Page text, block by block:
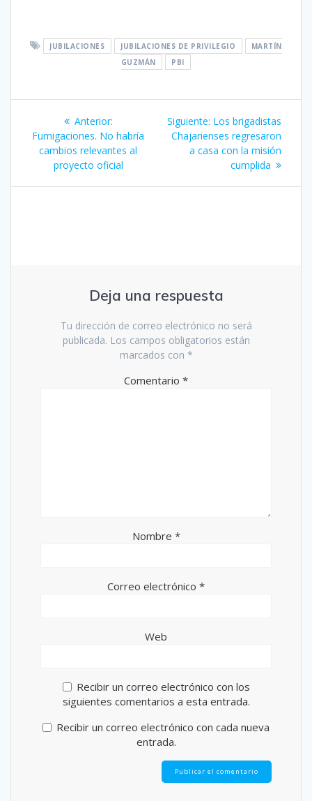
JUBILACIONES JUBILACIONES DE PRIVILEGIO
MARTÍN
GUZMÁN
PBI
Navegación
de
entradas
Anterior:Entrada
anterior:
Fumigaciones. No habría
cambios relevantes al
proyecto oficial
Siguiente: Siguiente
entrada:
Los brigadistas
Chajarienses regresaron
a casa con la misión
cumplida
Deja una respuesta
Tu dirección de correo electrónico no será
publicada. Los campos obligatorios están
marcados con *
Comentario *
Nombre *
Correo electrónico *
Web
Recibir un correo electrónico con los
siguientes comentarios a esta entrada.
Recibir un correo electrónico con cada nueva
entrada.